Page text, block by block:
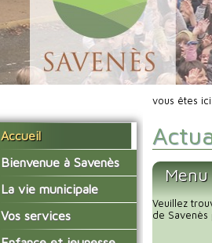
Accueil
Bienvenue à Savenès
Situer Savenès
Savenès en chiffre
L'histoire du village
La vie municipale
Vos élus
Les compte-rendus du
Vos services
La mairie
vous êtes
Veuillez
de Savenès